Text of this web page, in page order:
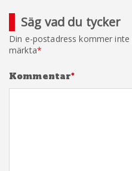
Säg vad du tycker
Din e-postadress kommer inte
märkta*
Kommentar*